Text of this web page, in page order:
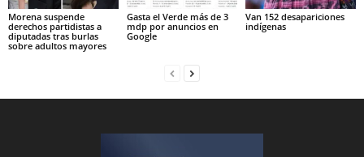
Morena suspende
derechos partidistas a
diputadas tras burlas
sobre adultos mayores
Gasta el Verde más de 3
mdp por anuncios en
Google
Van 152 desapariciones
indígenas